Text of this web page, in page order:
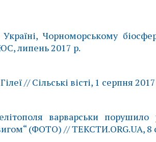
Чорноморському
липень 2017 р.
// Сільські вісті, 1 серпня
варварськи
(ФОТО) // ТЕКСТИ.ORG.UA, 8